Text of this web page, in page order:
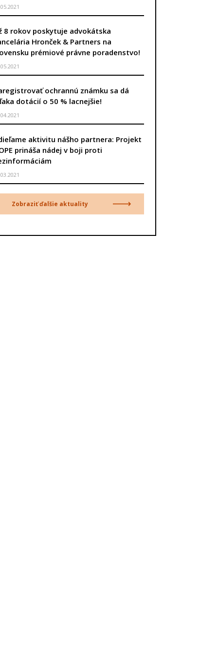
8 rokov poskytuje advokátska
Hronček & Partners na
prémiové právne poradenstvo!
ochrannú známku sa dá
dotácií o 50 % lacnejšie!
aktivitu nášho partnera: Projekt
prináša nádej v boji proti
Zobraziť ďalšie aktuality